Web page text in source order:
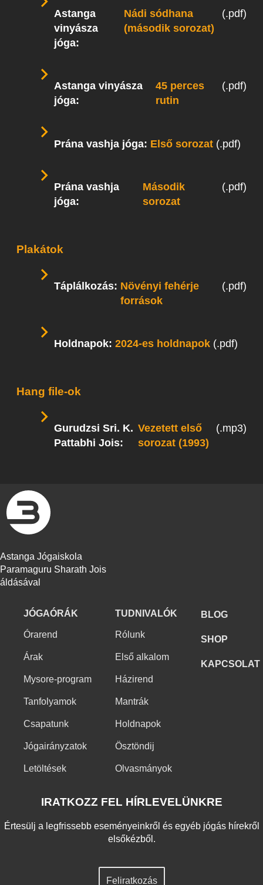
Astanga
vinyásza
jóga:
Nádi sódhana
(második sorozat)
(.pdf)
Astanga vinyásza
jóga:
45 perces
rutin
(.pdf)
Prána vashja jóga: Első sorozat (.pdf)
Prána vashja
jóga:
Második
sorozat
(.pdf)
Plakátok
Táplálkozás: Növényi fehérje
források
(.pdf)
Holdnapok: 2024-es holdnapok (.pdf)
Hang file-ok
Gurudzsi Sri. K.
Pattabhi Jois:
Vezetett első
sorozat (1993)
(.mp3)
Astanga Jógaiskola
Paramaguru Sharath Jois
áldásával
JÓGAÓRÁK
Órarend
Árak
Mysore-program
Tanfolyamok
Csapatunk
Jógairányzatok
Letöltések
TUDNIVALÓK
Rólunk
Első alkalom
Házirend
Mantrák
Holdnapok
Ösztöndij
Olvasmányok
BLOG
SHOP
KAPCSOLAT
IRATKOZZ FEL HÍRLEVELÜNKRE
Értesülj a legfrissebb eseményeinkről és egyéb jógás hírekről
elsőkézből.
Feliratkozás